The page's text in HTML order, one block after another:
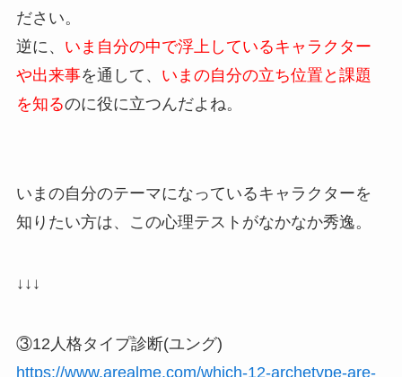
ださい。
逆に、 いま自分の中で浮上しているキャラクター
や出来事を通して、 いまの自分の立ち位置と課題
を知るのに役に立つんだよね。
いまの自分のテーマになっているキャラクターを
知りたい方は、この心理テストがなかなか秀逸。
↓↓↓
③12人格タイプ診断(ユング)
https://www.arealme.com/which-12-archetype-are-